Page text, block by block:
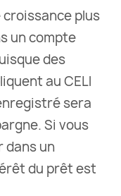
plus
un compte
des
au CELI
sera
Si vous
dans un
du prêt est